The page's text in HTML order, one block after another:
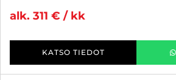
alk. 311 € / kk
KATSO TIEDOT